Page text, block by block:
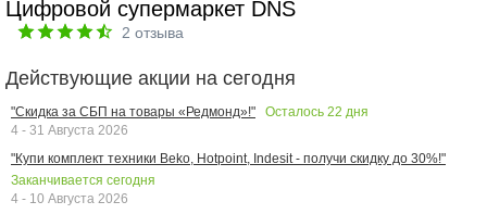
Цифровой супермаркет DNS
2 отзыва
Действующие акции на сегодня
"Скидка за СБП на товары «Редмонд»!" Осталось 22 дня
4 - 31 Августа 2026
"Купи комплект техники Beko, Hotpoint, Indesit - получи скидку до 30%!"
Заканчивается сегодня
4 - 10 Августа 2026